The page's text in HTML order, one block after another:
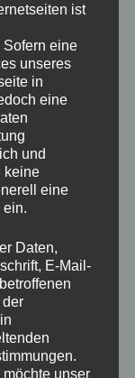
Stammbaum
Urgroßeltern
ist
eine
unseres
in
eine
und
keine
eine
ein.
Daten,
E-Mail-
unser